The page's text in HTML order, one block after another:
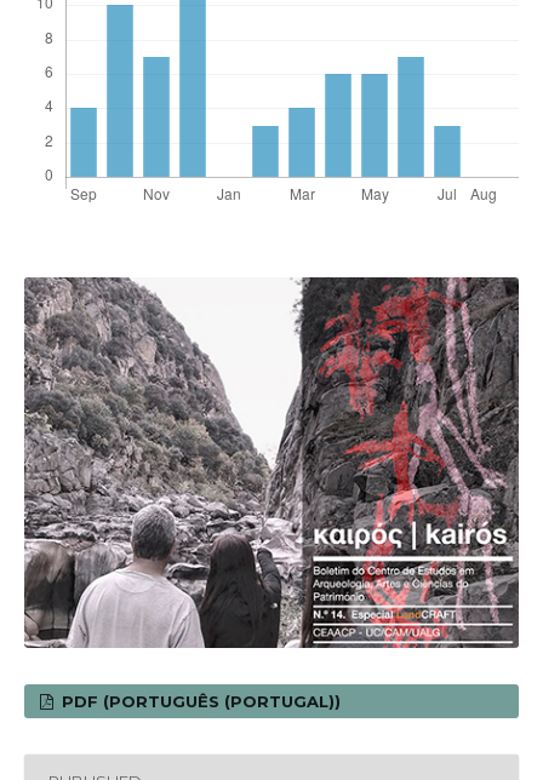
PDF (PORTUGUÊS (PORTUGAL))